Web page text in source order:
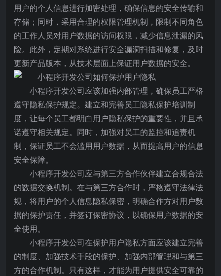
用户的个人信息进行加密处理，确保信息的安全传输和
存储；同时，采用合理的权限管理机制，限制不同角色
的工作人员对用户数据的访问权限，减少信息泄漏的风
险。此外，定期对系统进行安全漏洞扫描和修复，及时
更新产品版本，从技术层面上保证用户数据的安全。
小程序开发公司应该加强内部管理，确保员工严格
遵守隐私保护规定。建立和完善员工隐私保护培训制
度，让每个员工都明白用户隐私保护的重要性，并且承
诺遵守相关规定。同时，加强对员工的监控和追责机
制，保证员工不会滥用用户数据，从而提高用户的信息
安全保障。
小程序开发公司应与第三方合作伙伴建立合规合法
的数据交换机制。在与第三方合作时，严格遵守法律法
规，将用户的个人信息隐私保密，明确合作方对用户数
据的保护责任，并签订保密协议，以确保用户数据的安
全使用。
小程序开发公司在保护用户隐私方面应该建立完善
的制度、加强技术手段的保护、加强内部管理和与第三
方的合作机制。只有这样，才能为用户提供安全可靠的